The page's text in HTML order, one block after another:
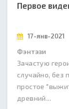
Первое
17-янв-2021
Фэнтэзи
Зачастую
случайно, без
простое
древний...